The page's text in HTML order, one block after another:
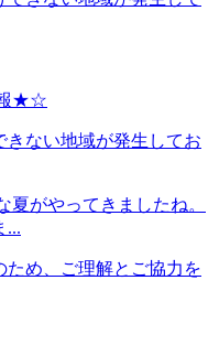
★☆
きない地域が発生してお
がやってきましたね。
...